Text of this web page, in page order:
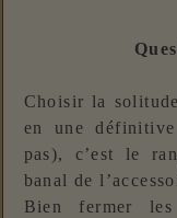
Choisir la
en une
pas), c’est le
banal de
Bien fermer